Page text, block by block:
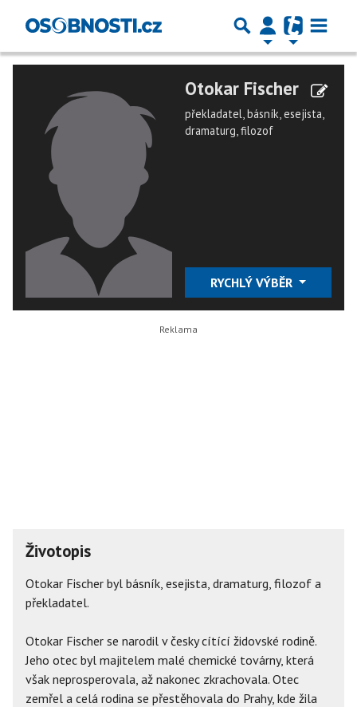
Otokar Fischer
překladatel, básník, esejista,
dramaturg, filozof
RYCHLÝ VÝBĚR
Životopis
Otokar Fischer byl básník, esejista, dramaturg, filozof a
překladatel.
Otokar Fischer se narodil v česky cítící židovské rodině.
Jeho otec byl majitelem malé chemické továrny, která
však neprosperovala, až nakonec zkrachovala. Otec
zemřel a celá rodina se přestěhovala do Prahy, kde žila